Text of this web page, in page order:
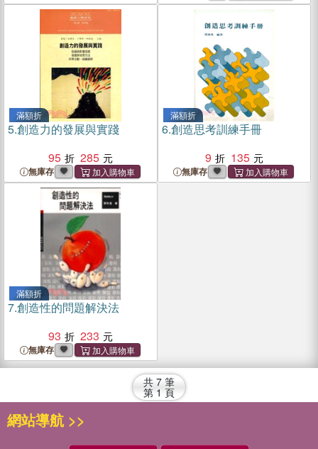
滿額折
5.創造力的發展與實踐
95
285
無庫存
滿額折
6.創造思考訓練手冊
9
135
無庫存
滿額折
7.創造性的問題解決法
93
233
無庫存
共 7 筆
第 1 頁
網站導航 >>